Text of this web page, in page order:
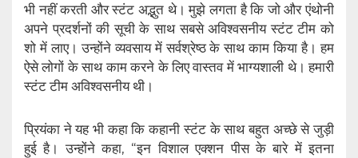
भी नहीं करती और स्टंट अद्भुत थे। मुझे लगता है कि जो और एंथोनी
अपने प्रदर्शनों की सूची के साथ सबसे अविश्वसनीय स्टंट टीम को
शो में लाए। उन्होंने व्यवसाय में सर्वश्रेष्ठ के साथ काम किया है। हम
ऐसे लोगों के साथ काम करने के लिए वास्तव में भाग्यशाली थे। हमारी
स्टंट टीम अविश्वसनीय थी।
प्रियंका ने यह भी कहा कि कहानी स्टंट के साथ बहुत अच्छे से जुड़ी
हुई है। उन्होंने कहा, “इन विशाल एक्शन पीस के बारे में इतना